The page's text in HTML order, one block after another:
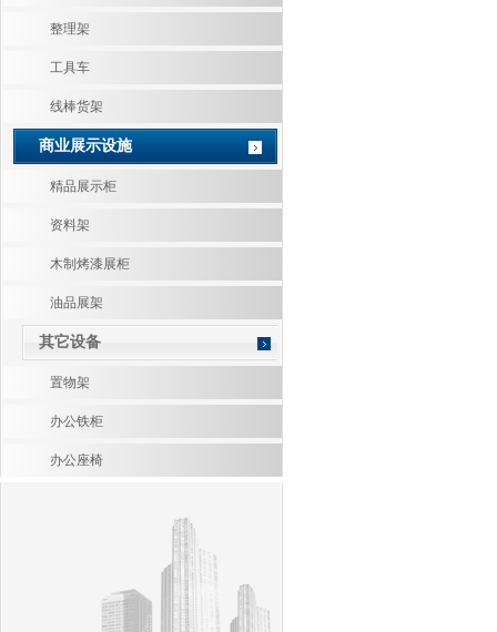
整理架
工具车
线棒货架
商业展示设施
精品展示柜
资料架
木制烤漆展柜
油品展架
其它设备
置物架
办公铁柜
办公座椅